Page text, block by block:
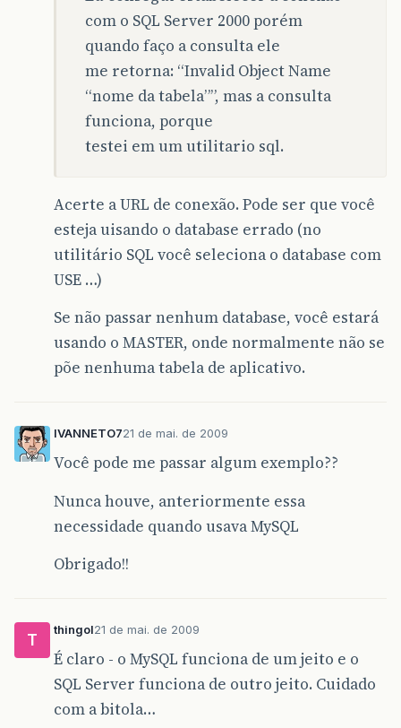
com o SQL Server 2000 porém
quando faço a consulta ele
me retorna: “Invalid Object Name
“nome da tabela””, mas a consulta
funciona, porque
testei em um utilitario sql.
Acerte a URL de conexão. Pode ser que você
esteja uisando o database errado (no
utilitário SQL você seleciona o database com
USE …)
Se não passar nenhum database, você estará
usando o MASTER, onde normalmente não se
põe nenhuma tabela de aplicativo.
IVANNETO721 de mai. de 2009
Você pode me passar algum exemplo??
Nunca houve, anteriormente essa
necessidade quando usava MySQL
Obrigado!!
T
thingol21 de mai. de 2009
É claro - o MySQL funciona de um jeito e o
SQL Server funciona de outro jeito. Cuidado
com a bitola…